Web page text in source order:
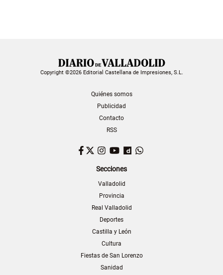
Copyright ©2026 Editorial Castellana de Impresiones, S.L.
Quiénes somos
Publicidad
Contacto
RSS
Facebook
TwitterInstagram
YouTubeDailymotion
Secciones
Valladolid
Provincia
Real Valladolid
Deportes
Castilla y León
Cultura
Fiestas de San Lorenzo
Sanidad